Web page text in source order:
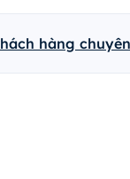
hàng